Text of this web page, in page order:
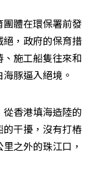
團體在環保署前發
，政府的保育措
施工船隻往來和
豚逼入絕境。
香港填海造陸的
干擾，沒有打樁
之外的珠江口，